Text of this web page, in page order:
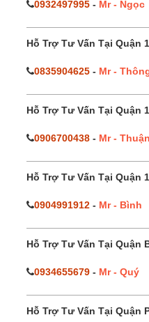
0932497995 - Mr - Ngọc
Hỗ Trợ Tư Vấn Tại Quận
0835904625 - Mr -
Hỗ Trợ Tư Vấn Tại Quận
0906700438 - Mr - Thuận
Hỗ Trợ Tư Vấn Tại Quận
0904991912 - Mr - Bình
Hỗ Trợ Tư Vấn Tại Quận
0934655679 - Mr - Quý
Hỗ Trợ Tư Vấn Tại Quận